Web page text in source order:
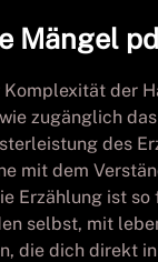
Mängel
der
zugänglich
des
mit dem
Erzählung ist so
selbst, mit
die dich direkt